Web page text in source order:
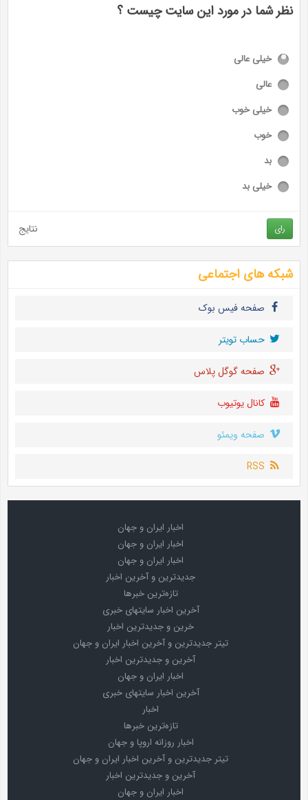
نظر شما در مورد این سایت چیست ؟
خیلی عالی
عالی
خیلی خوب
خوب
بد
خیلی بد
رای نتایج
شبکه های اجتماعی
صفحه فیس بوک
حساب تويتر
صفحه گوگل پلاس
کانال یوتیوب
صفحه ویمئو
RSS
اخبار ایران و جهان
اخبار ایران و جهان
اخبار ایران و جهان
جدیدترین و آخرین اخبار
تازه‌ترین خبرها
آخرین اخبار سایتهای خبری
خرین و جدیدترین اخبار
تیتر جدیدترین و آخرین اخبار ایران و جهان
آخرین و جدیدترین اخبار
اخبار ایران و جهان
آخرین اخبار سایتهای خبری
اخبار
تازه‌ترین خبرها
اخبار روزانه اروپا و جهان
تیتر جدیدترین و آخرین اخبار ایران و جهان
آخرین و جدیدترین اخبار
اخبار ایران و جهان